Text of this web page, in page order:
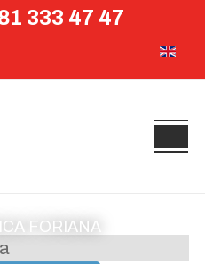
333 47 47
FORIANA